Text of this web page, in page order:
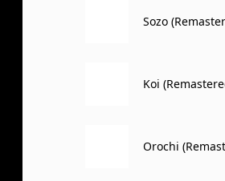
Sozo
Koi
Orochi